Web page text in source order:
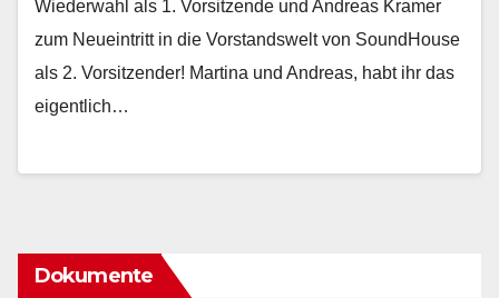
Wiederwahl als 1. Vorsitzende und Andreas Kramer
zum Neueintritt in die Vorstandswelt von SoundHouse
als 2. Vorsitzender! Martina und Andreas, habt ihr das
eigentlich…
Dokumente